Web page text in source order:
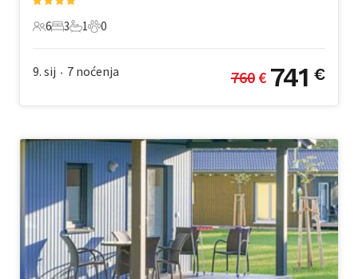
6 Gosti
6
3 Spavaće sobe
3
1 Kupaonica
1
0 Kućni ljubimac
0
9. sij • 7 noćenja 760 € 741 €